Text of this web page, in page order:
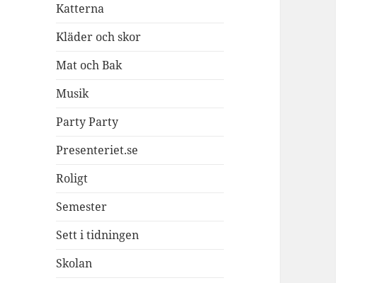
Katterna
Kläder och skor
Mat och Bak
Musik
Party Party
Presenteriet.se
Roligt
Semester
Sett i tidningen
Skolan